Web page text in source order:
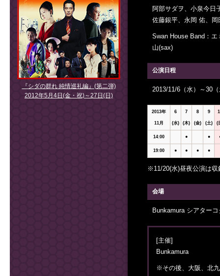
『シダの群れ 純情巡礼編』(第二弾)
2012年5月4日(金・祝)～27日(日)
阿部サダヲ、小泉今日
佐藤銀平、永岡 佑、
Swan House Band：
山(sax)
公演日程
2013/11/6（水）～30
2013年
11月
6
(水)
7
(木)
8
(金)
9
(土) (
14:00 ● ●
19:00 ● ● ● ●
※11/20(水)昼夜公演は収
会場
Bunkamura シアター
[主催]
Bunkamura
※その後、大阪、北